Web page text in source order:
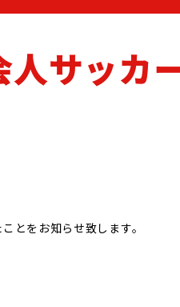
人サッ
とをお知らせ致します。